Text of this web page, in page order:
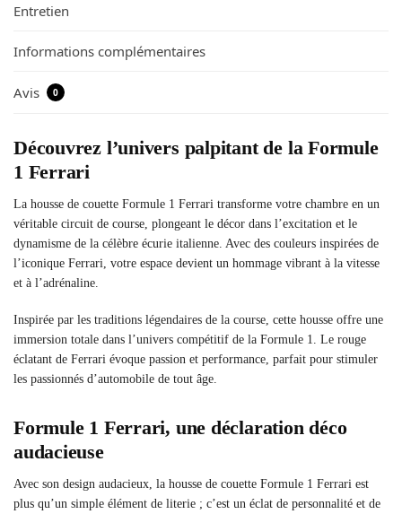
Entretien
Informations complémentaires
Avis 0
Découvrez l’univers palpitant de la Formule
1 Ferrari
La housse de couette Formule 1 Ferrari transforme votre chambre en un
véritable circuit de course, plongeant le décor dans l’excitation et le
dynamisme de la célèbre écurie italienne. Avec des couleurs inspirées de
l’iconique Ferrari, votre espace devient un hommage vibrant à la vitesse
et à l’adrénaline.
Inspirée par les traditions légendaires de la course, cette housse offre une
immersion totale dans l’univers compétitif de la Formule 1. Le rouge
éclatant de Ferrari évoque passion et performance, parfait pour stimuler
les passionnés d’automobile de tout âge.
Formule 1 Ferrari, une déclaration déco
audacieuse
Avec son design audacieux, la housse de couette Formule 1 Ferrari est
plus qu’un simple élément de literie ; c’est un éclat de personnalité et de